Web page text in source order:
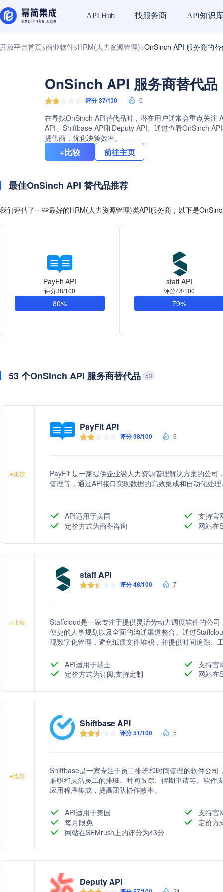
API Hub 找服务商 API知识库
开放平台首页>商业软件>HRM(人力资源管理)>OnSinch API 服务商的替
OnSinch API 服务商替代品
评分 37/100 0
在寻找OnSinch API替代品时，潜在用户通常会重点关注
API、Shiftbase API和Deputy API。通过查看OnSinch
提供商，优化决策效率。
+比较 前往主页
最佳OnSinch API 替代品推荐
我们评估了一些最好的HRM(人力资源管理)类API服务商，以下是
PayFit API
评分38/100
80%
staff API
评分48/100
79%
53 个OnSinch API 服务商替代品 53
+比较
PayFit API
评分 38/100 6
PayFit 是一家提供企业级人力资源管理解决方案的公
管理等，通过API接口实现数据的高效集成和自动化处理
API适用于美国
支持官
定价方式为商务咨询
网站在
+比较
staff API
评分 48/100 7
Staffcloud是一家专注于提供灵活劳动力调度软件的公
便捷的人事规划以及全面的沟通渠道整合。通过
现数字化管理，避免纸质文件堆积，并提供时间追踪、
API适用于瑞士
支持官
定价方式为订阅,支持定制
网站在
+比较
Shiftbase API
评分 51/100 5
Shiftbase是一家专注于员工排班和时间管理的软件公
兼职和灵活员工的排班、时间跟踪、假期申请等。软件
应用程序集成，提高团队协作效率。
API适用于美国
支持官
每月限免
定价方
网站在SEMrush上的评分为43分
Deputy API